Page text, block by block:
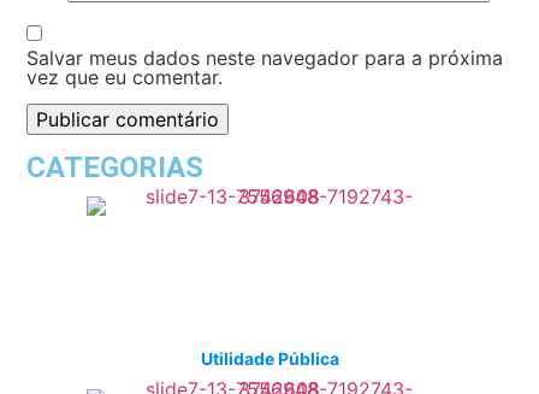
Salvar meus dados neste navegador para a próxima
vez que eu comentar.
CATEGORIAS
Utilidade Pública